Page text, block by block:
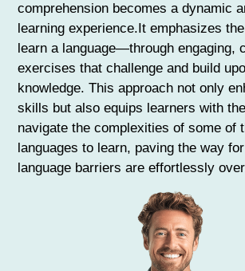
comprehension becomes a dynamic
learning experience.It emphasizes
learn a language—through engaging,
exercises that challenge and build
knowledge. This approach not only
skills but also equips learners with
navigate the complexities of some of
languages to learn, paving the way
language barriers are effortlessly